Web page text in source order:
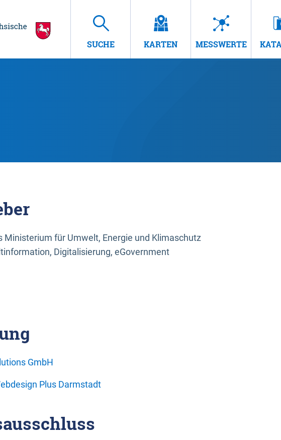
SUCHE KARTEN MESSWERTE
Ministerium für Umwelt, Energie und Klimaschutz
Digitalisierung, eGovernment
GmbH
Plus Darmstadt